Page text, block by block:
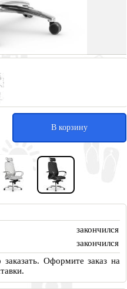
В корзину
закончился
закончился
Оформите заказ на